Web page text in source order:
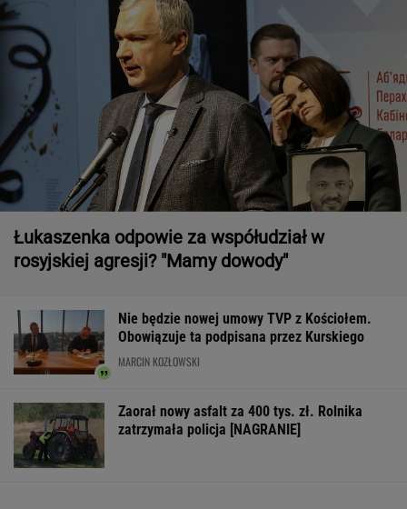
Łukaszenka odpowie za współudział w
rosyjskiej agresji? "Mamy dowody"
Nie będzie nowej umowy TVP z Kościołem.
Obowiązuje ta podpisana przez Kurskiego
MARCIN KOZŁOWSKI
Zaorał nowy asfalt za 400 tys. zł. Rolnika
zatrzymała policja [NAGRANIE]